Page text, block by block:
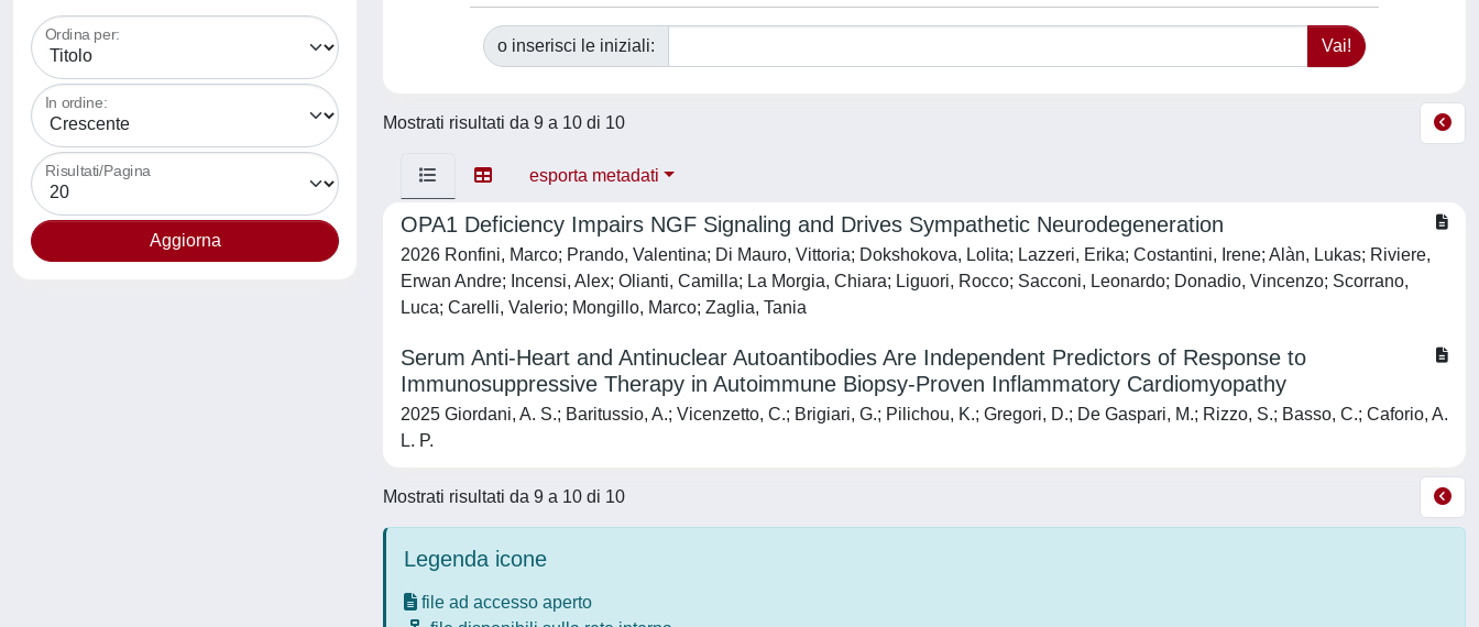
Ordina per:
In ordine:
Risultati/Pagina
o inserisci le iniziali:
Mostrati risultati da 9 a 10 di 10
esporta metadati
OPA1 Deficiency Impairs NGF Signaling and Drives Sympathetic Neurodegeneration
2026 Ronfini, Marco; Prando, Valentina; Di Mauro, Vittoria; Dokshokova, Lolita; Lazzeri, Erika; Costantini, Irene; Alàn, Lukas; Riviere,
Erwan Andre; Incensi, Alex; Olianti, Camilla; La Morgia, Chiara; Liguori, Rocco; Sacconi, Leonardo; Donadio, Vincenzo; Scorrano,
Luca; Carelli, Valerio; Mongillo, Marco; Zaglia, Tania
Serum Anti-Heart and Antinuclear Autoantibodies Are Independent Predictors of Response to
Immunosuppressive Therapy in Autoimmune Biopsy-Proven Inflammatory Cardiomyopathy
2025 Giordani, A. S.; Baritussio, A.; Vicenzetto, C.; Brigiari, G.; Pilichou, K.; Gregori, D.; De Gaspari, M.; Rizzo, S.; Basso, C.; Caforio, A.
L. P.
Mostrati risultati da 9 a 10 di 10
Legenda icone
file ad accesso aperto